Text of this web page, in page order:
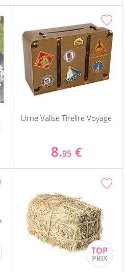
Urne Valise Tirelire Voyage
8.95 €